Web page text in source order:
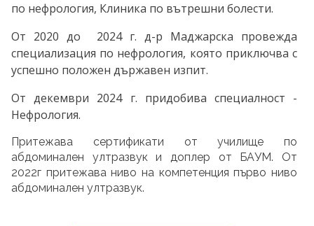
по нефрология, Клиника по вътрешни болести.
От 2020 до 2024 г. д-р Маджарска провежда
специализация по нефрология, която приключва с
успешно положен държавен изпит.
От декември 2024 г. придобива специалност -
Нефрология.
Притежава сертификати от училище по
абдоминален ултразвук и доплер от БАУМ. От
2022г притежава ниво на компетенция първо ниво
абдоминален ултразвук.